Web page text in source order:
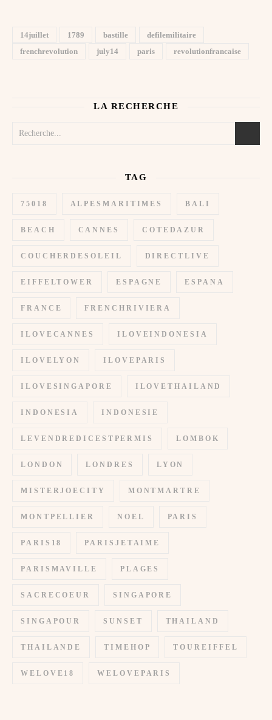
14juillet 1789 bastille
defilemilitaire
frenchrevolution
july14 paris revolutionfrancaise
LA RECHERCHE
TAG
75018 ALPESMARITIMES BALI
BEACH CANNES COTEDAZUR
COUCHERDESOLEIL DIRECTLIVE
EIFFELTOWER ESPAGNE ESPANA
FRANCE FRENCHRIVIERA
ILOVECANNES ILOVEINDONESIA
ILOVELYON ILOVEPARIS
ILOVESINGAPORE ILOVETHAILAND
INDONESIA INDONESIE
LEVENDREDICESTPERMIS LOMBOK
LONDON LONDRES LYON
MISTERJOECITY MONTMARTRE
MONTPELLIER NOEL PARIS
PARIS18 PARISJETAIME
PARISMAVILLE PLAGES
SACRECOEUR SINGAPORE
SINGAPOUR SUNSET THAILAND
THAILANDE TIMEHOP TOUREIFFEL
WELOVE18 WELOVEPARIS